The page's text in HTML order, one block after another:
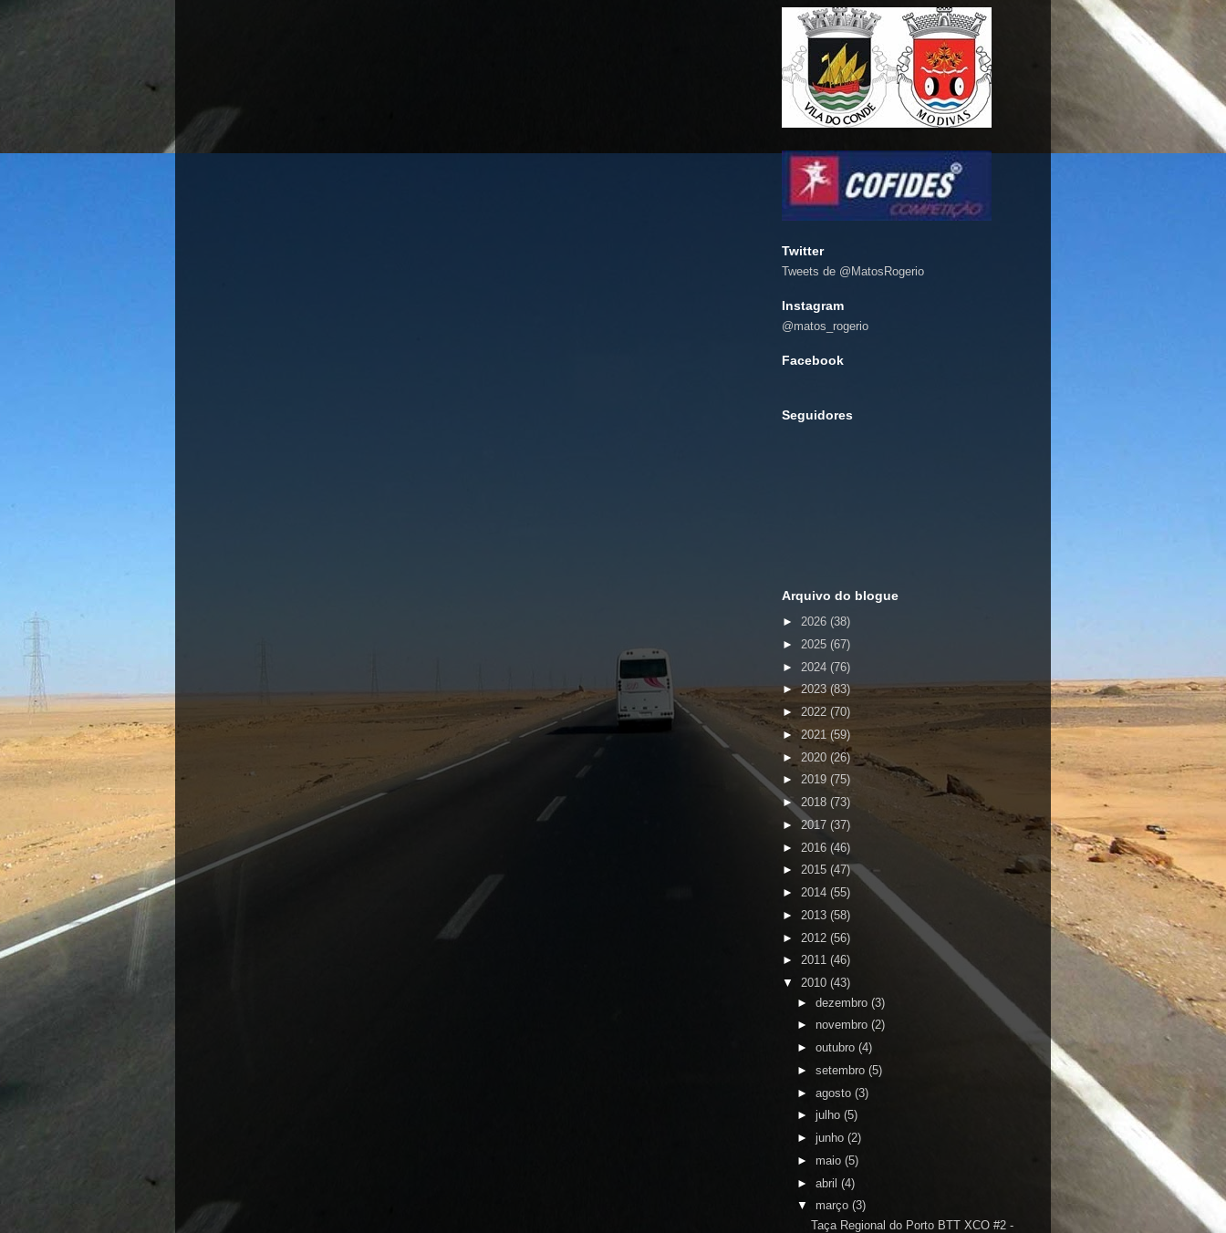
Twitter
Tweets de @MatosRogerio
Instagram
@matos_rogerio
Facebook
Seguidores
Arquivo do blogue
► 2026 (38)
► 2025 (67)
► 2024 (76)
►2023(83)
► 2022 (70)
► 2021 (59)
► 2020 (26)
► 2019 (75)
► 2018 (73)
► 2017 (37)
► 2016 (46)
► 2015 (47)
► 2014 (55)
► 2013 (58)
► 2012 (56)
► 2011 (46)
▼ 2010 (43)
► dezembro (3)
► novembro (2)
► outubro (4)
► setembro (5)
► agosto (3)
► julho (5)
► junho (2)
► maio (5)
► abril (4)
▼ março (3)
Taça Regional do Porto BTT XCO #2 -